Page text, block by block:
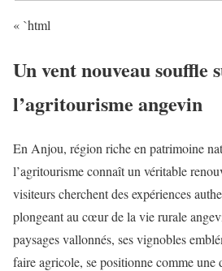
« `html
Un vent nouveau souffle
l’agritourisme angevin
En Anjou, région riche en patrimoine
l’agritourisme connaît un véritable
visiteurs cherchent des expériences
plongeant au cœur de la vie rurale
paysages vallonnés, ses vignobles
faire agricole, se positionne comme